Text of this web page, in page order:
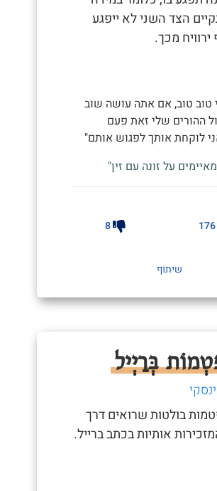
הצד השני לא ייפגע
מכך.
טוב טוב, אם אתה עושה שוב
ההורים שלי זאת פעם
לוקחת אותך לפגוש אותם"
על זונה עם זין"
176
8
שיתוף
בְּרַיְיל
בולטות שרואים דרך
אותיות בכתב ברייל.